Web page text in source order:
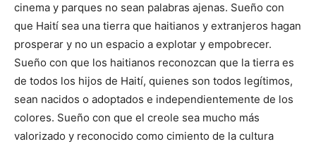
cinema y parques no sean palabras ajenas. Sueño con
que Haití sea una tierra que haitianos y extranjeros hagan
prosperar y no un espacio a explotar y empobrecer.
Sueño con que los haitianos reconozcan que la tierra es
de todos los hijos de Haití, quienes son todos legítimos,
sean nacidos o adoptados e independientemente de los
colores. Sueño con que el creole sea mucho más
valorizado y reconocido como cimiento de la cultura